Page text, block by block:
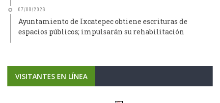
07/08/2026
Ayuntamiento de Ixcatepec obtiene escrituras de
espacios públicos; impulsarán su rehabilitación
VISITANTES EN LÍNEA